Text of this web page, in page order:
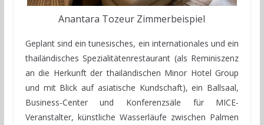
Anantara Tozeur Zimmerbeispiel
Geplant sind ein tunesisches, ein internationales und ein
thailändisches Spezialitätenrestaurant (als Reminiszenz
an die Herkunft der thailändischen Minor Hotel Group
und mit Blick auf asiatische Kundschaft), ein Ballsaal,
Business-Center und Konferenzsäle für MICE-
Veranstalter, künstliche Wasserläufe zwischen Palmen